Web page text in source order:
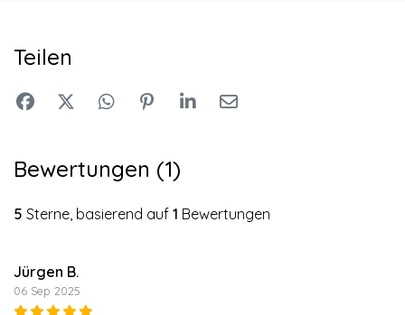
Teilen
Bewertungen (1)
5 Sterne, basierend auf 1 Bewertungen
Jürgen B.
06 Sep 2025